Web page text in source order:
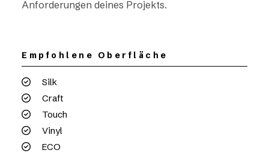
Anforderungen deines Projekts.
Empfohlene Oberfläche
Silk
Craft
Touch
Vinyl
ECO